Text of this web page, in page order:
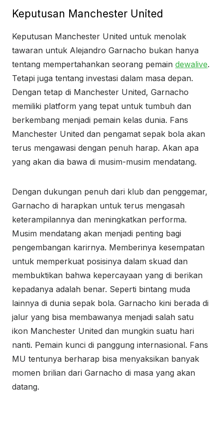
Keputusan Manchester United
Keputusan Manchester United untuk menolak
tawaran untuk Alejandro Garnacho bukan hanya
tentang mempertahankan seorang pemain dewalive.
Tetapi juga tentang investasi dalam masa depan.
Dengan tetap di Manchester United, Garnacho
memiliki platform yang tepat untuk tumbuh dan
berkembang menjadi pemain kelas dunia. Fans
Manchester United dan pengamat sepak bola akan
terus mengawasi dengan penuh harap. Akan apa
yang akan dia bawa di musim-musim mendatang.
Dengan dukungan penuh dari klub dan penggemar,
Garnacho di harapkan untuk terus mengasah
keterampilannya dan meningkatkan performa.
Musim mendatang akan menjadi penting bagi
pengembangan karirnya. Memberinya kesempatan
untuk memperkuat posisinya dalam skuad dan
membuktikan bahwa kepercayaan yang di berikan
kepadanya adalah benar. Seperti bintang muda
lainnya di dunia sepak bola. Garnacho kini berada di
jalur yang bisa membawanya menjadi salah satu
ikon Manchester United dan mungkin suatu hari
nanti. Pemain kunci di panggung internasional. Fans
MU tentunya berharap bisa menyaksikan banyak
momen brilian dari Garnacho di masa yang akan
datang.